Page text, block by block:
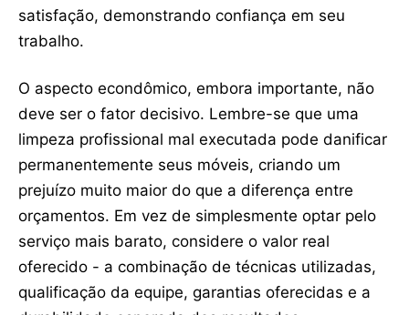
satisfação, demonstrando confiança em seu
trabalho.
O aspecto econdômico, embora importante, não
deve ser o fator decisivo. Lembre-se que uma
limpeza profissional mal executada pode danificar
permanentemente seus móveis, criando um
prejuízo muito maior do que a diferença entre
orçamentos. Em vez de simplesmente optar pelo
serviço mais barato, considere o valor real
oferecido - a combinação de técnicas utilizadas,
qualificação da equipe, garantias oferecidas e a